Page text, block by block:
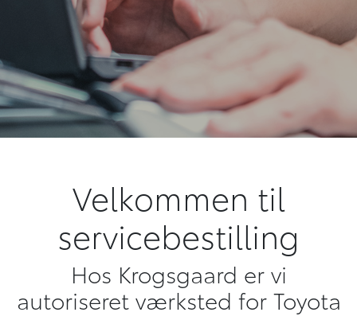
Velkommen til
servicebestilling
Hos Krogsgaard er vi
autoriseret værksted for Toyota